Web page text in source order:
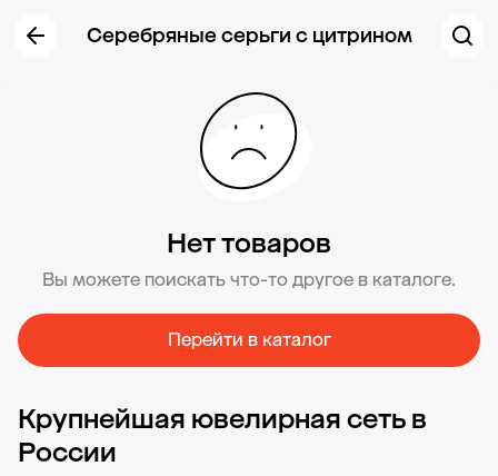
Серебряные серьги с цитрином
Нет товаров
Вы можете поискать что-то другое в каталоге.
Перейти в каталог
Крупнейшая ювелирная сеть в
России